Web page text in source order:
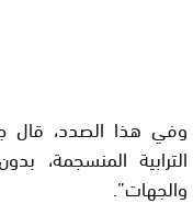
وفي هذا الصدد، قال
الترابية المنسجمة،
والجهات”.